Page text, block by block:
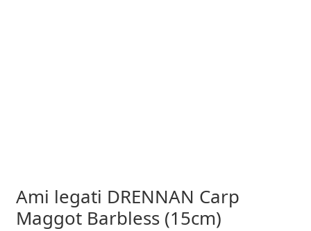
Ami legati DRENNAN Carp
Maggot Barbless (15cm)